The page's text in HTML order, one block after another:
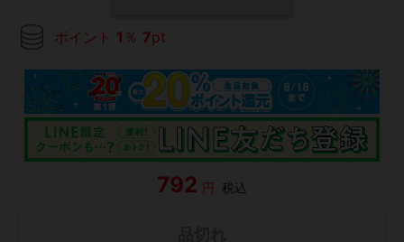
ポイント 1 ％ 7pt
792 円 税込